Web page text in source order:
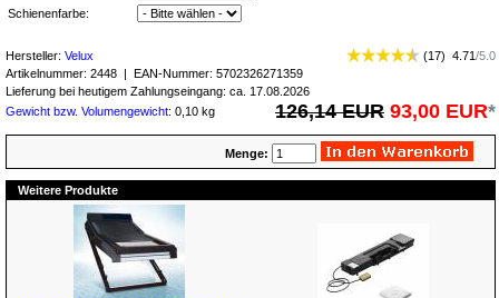
Schienenfarbe:
Hersteller: Velux (17) 4.71/5.0
Artikelnummer: 2448 | EAN-Nummer: 5702326271359
Lieferung bei heutigem Zahlungseingang: ca. 17.08.2026
Gewicht bzw. Volumengewicht: 0,10 kg 126,14 EUR 93,00 EUR*
Menge:
Weitere Produkte